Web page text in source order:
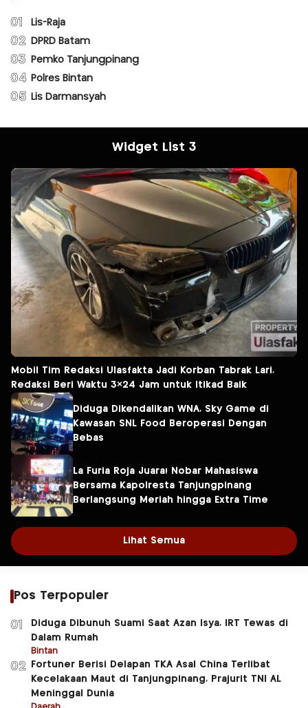
01 Lis-Raja
02 DPRD Batam
03 Pemko Tanjungpinang
04 Polres Bintan
05 Lis Darmansyah
Widget List 3
Mobil Tim Redaksi Ulasfakta Jadi Korban Tabrak Lari,
Redaksi Beri Waktu 3×24 Jam untuk Itikad Baik
Diduga Dikendalikan WNA, Sky Game di
Kawasan SNL Food Beroperasi Dengan
Bebas
La Furia Roja Juara! Nobar Mahasiswa
Bersama Kapolresta Tanjungpinang
Berlangsung Meriah hingga Extra Time
Lihat Semua
Pos Terpopuler
01
Diduga Dibunuh Suami Saat Azan Isya, IRT Tewas di
Dalam Rumah
Bintan
02
Fortuner Berisi Delapan TKA Asal China Terlibat
Kecelakaan Maut di Tanjungpinang, Prajurit TNI AL
Meninggal Dunia